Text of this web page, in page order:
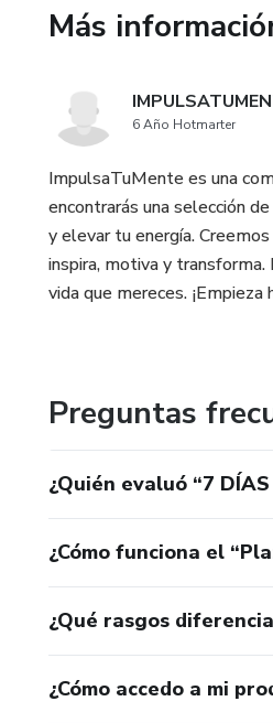
Más
6 Año Hotmarter
ImpulsaTuMente es una
encontrarás una selección
y elevar tu energía.
inspira, motiva y
vida que mereces.
Preguntas
¿Quién evaluó “7 DÍAS
¿Cómo funciona el
¿Qué rasgos
¿Cómo accedo a mi